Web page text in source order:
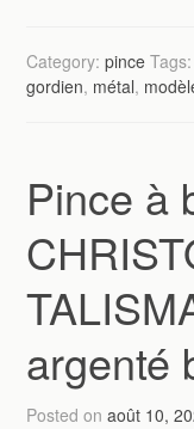
Category:pince
gordien, métal,
Pince à
argenté
Posted onaoût 10,